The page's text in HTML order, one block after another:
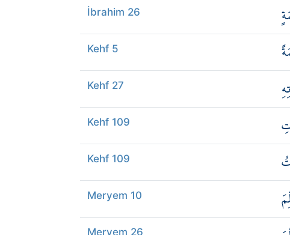
İbrahim 26
Kehf 5
Kehf 27
Kehf 109
Kehf 109
Meryem 10
Meryem 26